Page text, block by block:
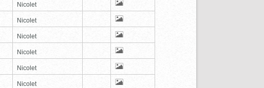
Nicolet
Nicolet
Nicolet
Nicolet
Nicolet
Nicolet